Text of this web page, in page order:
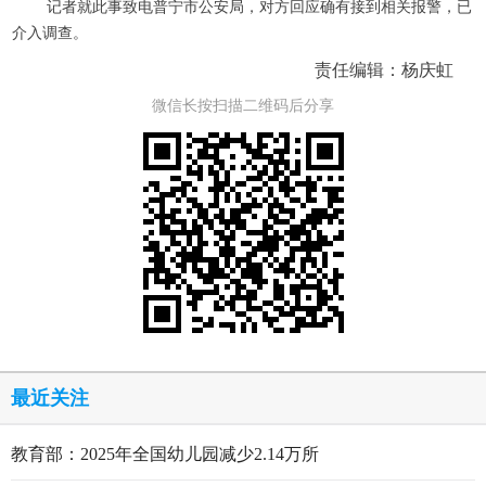
记者就此事致电普宁市公安局，对方回应确有接到相关报警，已
介入调查。
责任编辑：杨庆虹
微信长按扫描二维码后分享
最近关注
教育部：2025年全国幼儿园减少2.14万所